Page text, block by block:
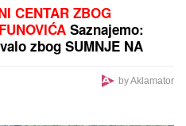
Jedna osoba odmah
se gužve